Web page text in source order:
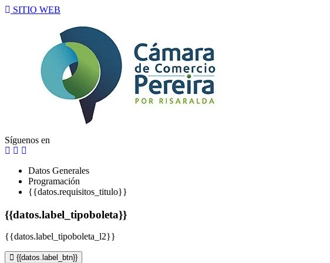
SITIO WEB
Síguenos en
Datos Generales
Programación
{{datos.requisitos_titulo}}
{{datos.label_tipoboleta}}
{{datos.label_tipoboleta_l2}}
{{datos.label_btn}}